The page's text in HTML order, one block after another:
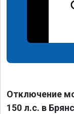
Отключение
150 л.с. в